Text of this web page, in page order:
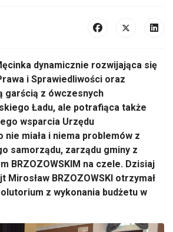
dynamicznie rozwijająca się
i Sprawiedliwości oraz
garścią z ówczesnych
Ładu, ale potrafiąca także
wsparcia Urzędu
nie miała i niema problemów z
samorządu, zarządu gminy z
BRZOZOWSKIM na czele. Dzisiaj
Mirosław BRZOZOWSKI otrzymał
z wykonania budżetu w